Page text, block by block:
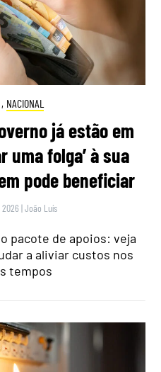
, NACIONAL
já estão em
uma folga’ à sua
pode beneficiar
|João Luís
pacote de apoios: veja
a aliviar custos nos
tempos